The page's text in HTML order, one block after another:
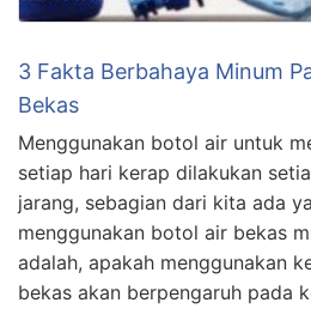
3 Fakta Berbahaya Minum
Bekas
Menggunakan botol air untuk
setiap hari kerap dilakukan
jarang, sebagian dari kita ada
menggunakan botol air bekas
adalah, apakah menggunakan
bekas akan berpengaruh pada